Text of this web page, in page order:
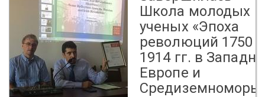
Школа молодых
ученых «Эпоха
революций 1750
1914 гг. в
Европе и